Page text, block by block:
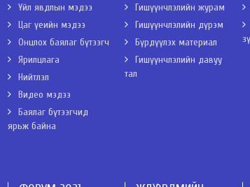
Үйл явдлын мэдээ
Цаг үеийн мэдээ
Онцлох баялаг бүтээгч
Ярилцлага
Нийтлэл
Видео мэдээ
Баялаг бүтээгчид
ярьж байна
Гишүүнчлэлийн журам
Гишүүнчлэлийн дүрэм
Бүрдүүлэх материал
Гишүүнчлэлийн давуу
тал